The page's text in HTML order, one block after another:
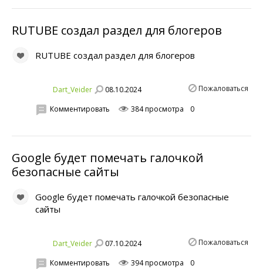
RUTUBE создал раздел для блогеров
RUTUBE создал раздел для блогеров
Dart_Veider 08.10.2024 Пожаловаться
Комментировать 384 просмотра 0
Google будет помечать галочкой
безопасные сайты
Google будет помечать галочкой безопасные
сайты
Dart_Veider 07.10.2024 Пожаловаться
Комментировать 394 просмотра 0